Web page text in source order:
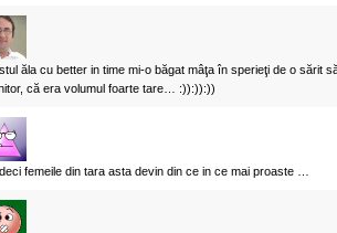
ăla cu better in time mi-o băgat mâţa în sperieţi de o sărit
că era volumul foarte tare… :)):)):))
femeile din tara asta devin din ce in ce mai proaste …